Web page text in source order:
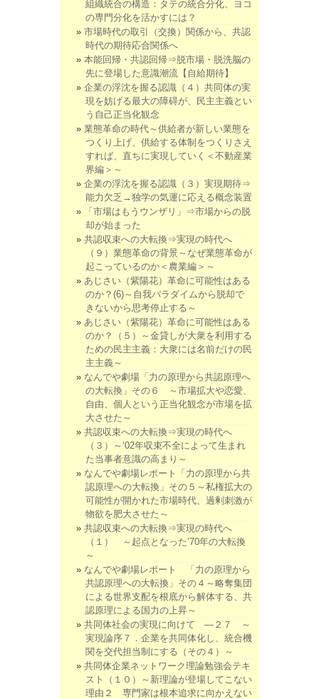
組織統合の構造：タテの統合分化、ヨコ
の専門分化を活かすには？
市場時代の取引（交換）関係から、共認
時代の期待応合関係へ
本能回帰・共認回帰⇒脱市場・脱洗脳の
先に登場した意識潮流【自給期待】
企業の浮沈を握る認識（４）共同体の実
現を妨げる最大の障碍が、民主主義とい
う自己正当化観念
業態革命の時代～供給者が新しい業態を
つくり上げ、供給する体制をつくりさえ
すれば、直ちに実現していく＜不動産業
界編＞～
企業の浮沈を握る認識（３）実現期待⇒
能力欠乏→独学の気運に応える概念装置
「市場はもうウンザリ」⇒市場からの脱
却が始まった
共認収束への大転換⇒実現の時代へ
（９）業態革命の背景～なぜ業態革命が
起こっているのか＜農業編＞～
あじさい（紫陽花）革命に可能性はある
のか？(6)～自我パラダイムから脱却で
きないから思考停止する～
あじさい（紫陽花）革命に可能性はある
のか？（５）～金貸しが大衆を利用する
ための民主主義：大衆には名前だけの民
主主義～
なんでや劇場「力の原理から共認原理へ
の大転換」その６ ～市場拡大や恋愛、
自由、個人という正当化観念が市場を拡
大させた～
共認収束への大転換⇒実現の時代へ
（３）～‘02年収束不全によって生まれ
た当事者意識の高まり～
なんでや劇場レポート「力の原理から共
認原理への大転換」その５～私権拡大の
可能性が開かれた市場時代、過剰刺激が
物欲を肥大させた～
共認収束への大転換⇒実現の時代へ
（１） ～起点となった’70年の大転換
～
なんでや劇場レポート 「力の原理から
共認原理への大転換」その４～略奪集団
による世界支配を根底から解体する、共
認原理による国力の上昇～
共同体社会の実現に向けて ―２７ ～
実現論序７．企業を共同体化し、統合機
関を交代担当制にする（その４）～
共同体企業ネットワーク理論勉強会テキ
スト（１０）～新理論が登場してこない
理由２ 専門家は根本追求に向かえない